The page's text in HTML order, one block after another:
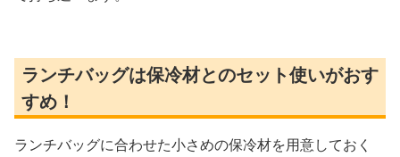
ランチバッグは保冷材とのセット使いがおす
すめ！
ランチバッグに合わせた小さめの保冷材を用意しておく